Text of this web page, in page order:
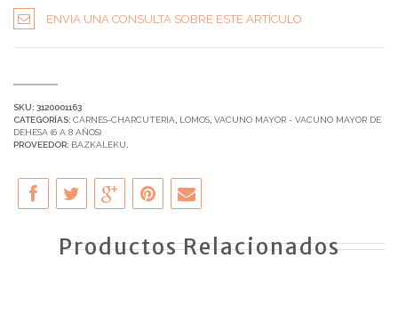
ENVIA UNA CONSULTA SOBRE ESTE ARTÍCULO
SKU: 3120001163
CATEGORÍAS: CARNES-CHARCUTERIA LOMOS VACUNO MAYOR - VACUNO MAYOR DE
DEHESA (6 A 8 AÑOS)
PROVEEDOR: BAZKALEKU
Productos Relacionados